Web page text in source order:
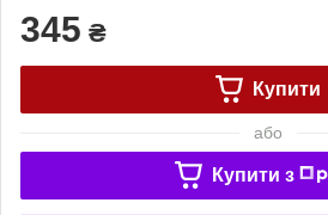
345 ₴
Купити
або
Купити з